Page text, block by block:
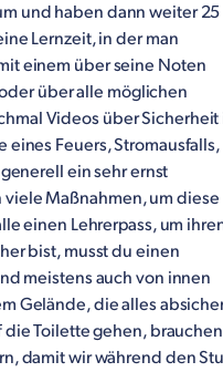
und haben dann weiter 25
Lernzeit, in der man
einem über seine Noten
über alle möglichen
Videos über Sicherheit
eines Feuers, Stromausfalls,
ein sehr ernst
viele Maßnahmen, um diese
einen Lehrerpass, um
bist, musst du einen
meistens auch von innen
Gelände, die alles
Toilette gehen,
damit wir während den